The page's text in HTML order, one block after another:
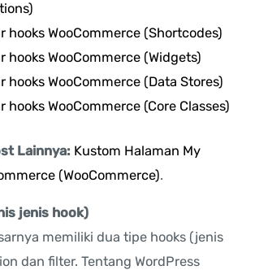
hooks WooCommerce (Shortcodes)
hooks WooCommerce (Widgets)
hooks WooCommerce (Data Stores)
hooks WooCommerce (Core Classes)
Lainnya: Kustom Halaman My
(WooCommerce).
jenis hook)
memiliki dua tipe hooks (jenis
dan filter. Tentang WordPress